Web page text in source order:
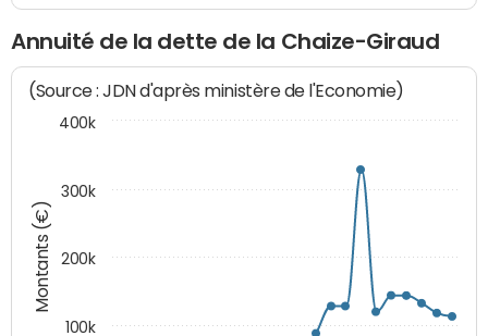
Annuité de la dette de la Chaize-Giraud
Montants (€)
(Source : JDN d'après ministère de l'Economie)
100k
200k
300k
400k